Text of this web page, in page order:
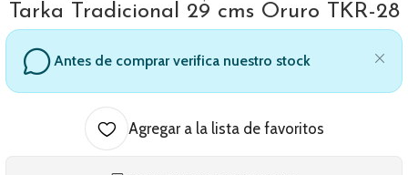
Tarka Tradicional 29 cms Oruro TKR-28
Antes de comprar verifica nuestro stock
Agregar a la lista de favoritos